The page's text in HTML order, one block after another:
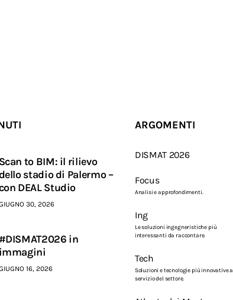
Scan to BIM: il rilievo
dello stadio di Palermo –
DEAL Studio
30, 2026
#DISMAT2026 in
immagini
16, 2026
ARGOMENTI
DISMAT 2026
Focus
Analisi e approfondimenti.
Ing
Le soluzioni ingegneristiche più
interessanti da raccontare.
Tech
Soluzioni e tecnologie più innovative a
servizio del settore.